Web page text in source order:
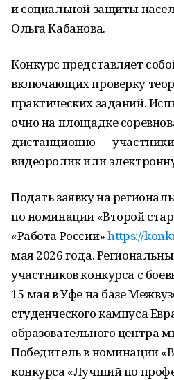
и социальной защиты
Ольга Кабанова.
Конкурс представляет
включающих проверку
практических заданий.
очно на площадке
дистанционно ––
видеоролик или
Подать заявку на
по номинации «Второй
«Работа России»https://
мая 2026 года.
участников конкурса с
15 мая в Уфе на базе
студенческого кампуса
образовательного центра
Победитель в номинации
конкурса «Лучший по